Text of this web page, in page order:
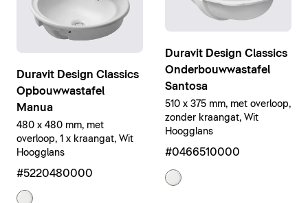
Duravit Design Classics
Opbouwwastafel
Manua
480 x 480 mm, met
overloop, 1 x kraangat, Wit
Hoogglans
#5220480000
Duravit Design Classics
Onderbouwwastafel
Santosa
510 x 375 mm, met overloop,
zonder kraangat, Wit
Hoogglans
#0466510000